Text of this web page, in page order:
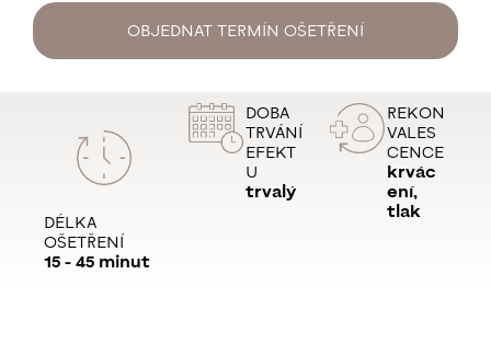
OBJEDNAT TERMÍN OŠETŘENÍ
DÉLKA
OŠETŘENÍ
15 - 45 minut
DOBA
TRVÁNÍ
EFEKT
U
trvalý
REKON
VALES
CENCE
krvác
ení,
tlak